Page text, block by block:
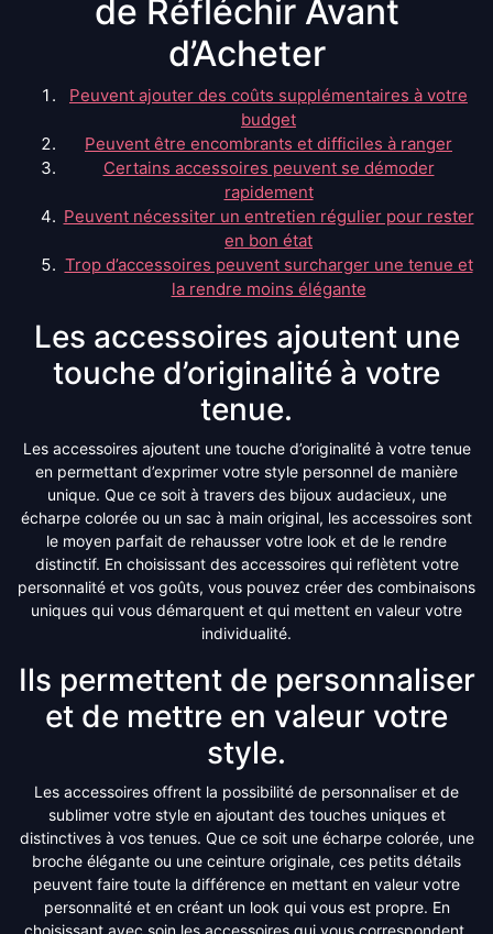
de Réfléchir Avant
d’Acheter
Peuvent ajouter des coûts supplémentaires à votre
budget
Peuvent être encombrants et difficiles à ranger
Certains accessoires peuvent se démoder
rapidement
Peuvent nécessiter un entretien régulier pour rester
en bon état
Trop d’accessoires peuvent surcharger une tenue et
la rendre moins élégante
Les accessoires ajoutent une
touche d’originalité à votre
tenue.
Les accessoires ajoutent une touche d’originalité à votre tenue
en permettant d’exprimer votre style personnel de manière
unique. Que ce soit à travers des bijoux audacieux, une
écharpe colorée ou un sac à main original, les accessoires sont
le moyen parfait de rehausser votre look et de le rendre
distinctif. En choisissant des accessoires qui reflètent votre
personnalité et vos goûts, vous pouvez créer des combinaisons
uniques qui vous démarquent et qui mettent en valeur votre
individualité.
Ils permettent de personnaliser
et de mettre en valeur votre
style.
Les accessoires offrent la possibilité de personnaliser et de
sublimer votre style en ajoutant des touches uniques et
distinctives à vos tenues. Que ce soit une écharpe colorée, une
broche élégante ou une ceinture originale, ces petits détails
peuvent faire toute la différence en mettant en valeur votre
personnalité et en créant un look qui vous est propre. En
choisissant avec soin les accessoires qui vous correspondent,